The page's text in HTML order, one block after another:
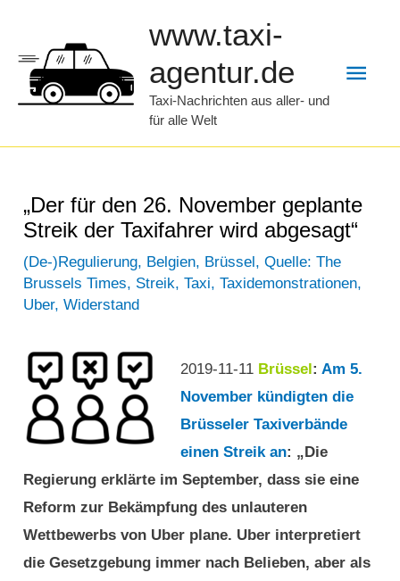
springen
www.taxi-
agentur.de
Taxi-Nachrichten aus aller- und
für alle Welt
„Der für den 26. November geplante
Streik der Taxifahrer wird abgesagt“
(De-)Regulierung, Belgien, Brüssel,Quelle: The
Brussels Times, Streik,Taxi,Taxidemonstrationen,
Uber,Widerstand
2019-11-11 Brüssel: Am 5.
November kündigten die
Brüsseler Taxiverbände
einen Streik an: „Die
Regierung erklärte im September, dass sie eine
Reform zur Bekämpfung des unlauteren
Wettbewerbs von Uber plane. Uber interpretiert
die Gesetzgebung immer nach Belieben, aber als